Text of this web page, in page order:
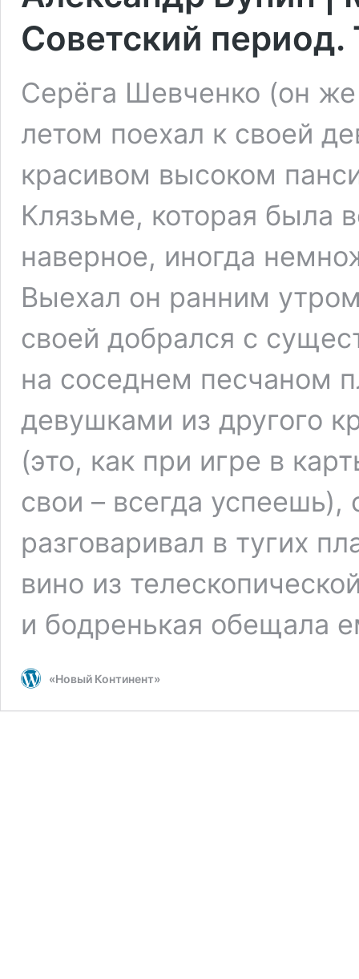
Советский период.
Серёга Шевченко (он
летом поехал к своей
красивом высоком
Клязьме, которая была
наверное, иногда
Выехал он ранним
своей добрался с
на соседнем песчаном
девушками из другого
(это, как при игре в
свои – всегда
разговаривал в тугих
вино из
и бодренькая обещала
«Новый Континент»